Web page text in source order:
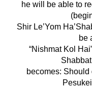
he will be able to
Shir Le’Yom
be
“Nishmat Kol
becomes: